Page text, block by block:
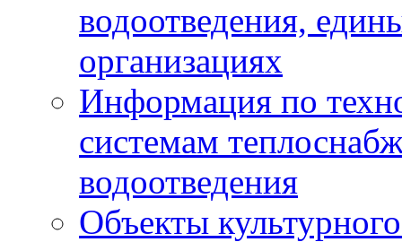
водоотведения,
организациях
Информация по
системам
водоотведения
Объекты